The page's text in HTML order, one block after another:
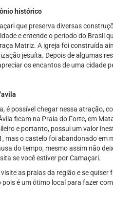
histórico
que preserva diversas
e entende o período do Brasil
Matriz. A igreja foi construída
jesuíta. Depois de algumas
os encantos de uma cidade
é possível chegar nessa atração,
ficam na Praia do Forte, em
e portanto, possui um valor
mas o castelo foi abandonado em
do tempo, mesmo assim não
se você estiver por Camaçari.
as praias da região e se
é um ótimo local para fazer